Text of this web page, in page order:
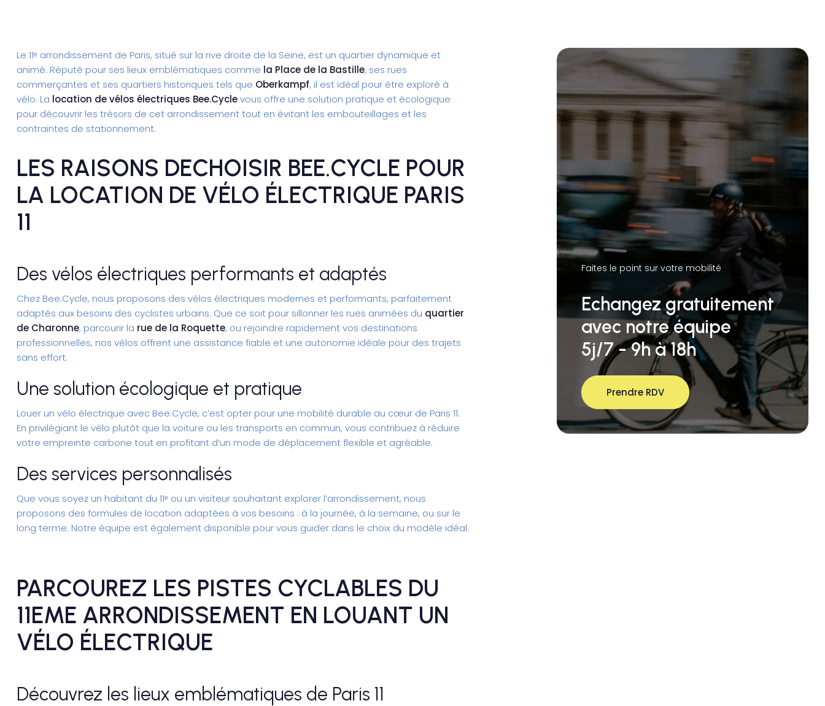
Le 11ᵉ arrondissement de Paris, situé sur la rive droite de la Seine, est un quartier dynamique et
animé. Réputé pour ses lieux emblématiques comme la Place de la Bastille, ses rues
commerçantes et ses quartiers historiques tels que Oberkampf, il est idéal pour être exploré à
vélo. La location de vélos électriques Bee.Cyclevous offre une solution pratique et écologique
pour découvrir les trésors de cet arrondissement tout en évitant les embouteillages et les
contraintes de stationnement.
LES RAISONS DECHOISIR BEE.CYCLE POUR
LA LOCATION DE VÉLO ÉLECTRIQUE PARIS
11
Des vélos électriques performants et adaptés
Chez Bee.Cycle, nous proposons des vélos électriques modernes et performants, parfaitement
adaptés aux besoins des cyclistes urbains. Que ce soit pour sillonner les rues animées du quartier
de Charonne, parcourir la rue de la Roquette, ou rejoindre rapidement vos destinations
professionnelles, nos vélos offrent une assistance fiable et une autonomie idéale pour des trajets
sans effort.
Une solution écologique et pratique
Louer un vélo électrique avec Bee.Cycle, c’est opter pour une mobilité durable au cœur de Paris 11.
En privilégiant le vélo plutôt que la voiture ou les transports en commun, vous contribuez à réduire
votre empreinte carbone tout en profitant d’un mode de déplacement flexible et agréable.
Des services personnalisés
Que vous soyez un habitant du 11ᵉ ou un visiteur souhaitant explorer l’arrondissement, nous
proposons des formules de location adaptées à vos besoins : à la journée, à la semaine, ou sur le
long terme. Notre équipe est également disponible pour vous guider dans le choix du modèle idéal.
PARCOUREZ LES PISTES CYCLABLES DU
11EME ARRONDISSEMENT EN LOUANT UN
VÉLO ÉLECTRIQUE
Découvrez les lieux emblématiques de Paris 11
Faites le point sur votre mobilité
Echangez gratuitement
avec notre équipe
5j/7 - 9h à 18h
Prendre RDV